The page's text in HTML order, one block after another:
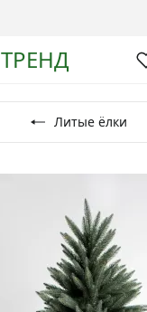
ТРЕНД
Литые ёлки